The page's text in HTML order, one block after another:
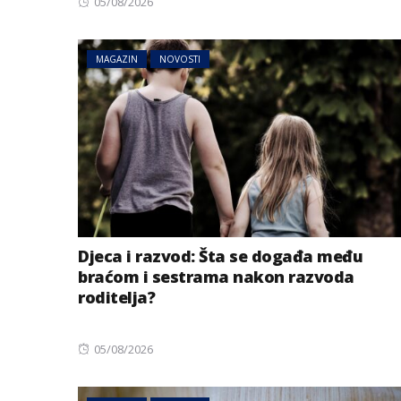
MAGAZIN NOVOSTI
Djeca i razvod: Šta se događa među
braćom i sestrama nakon razvoda
roditelja?
Posted
05/08/2026